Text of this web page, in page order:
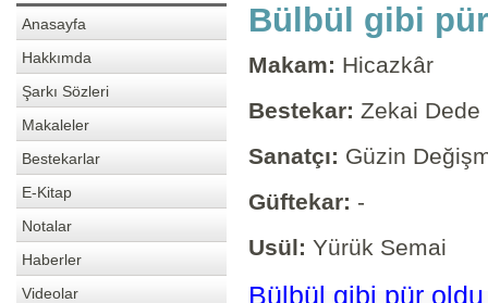
Anasayfa
Hakkımda
Şarkı Sözleri
Makaleler
Bestekarlar
E-Kitap
Notalar
Haberler
Videolar
Bülbül gibi
Makam: Hicazkâr
Bestekar: Zekai Dede
Sanatçı: Güzin
Güftekar: -
Usül: Yürük Semai
Bülbül gibi pür